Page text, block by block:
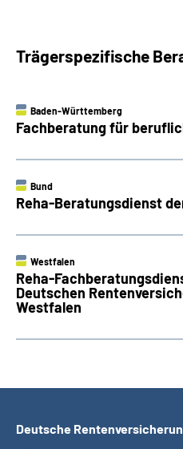
Trägerspezifische
Baden-Württemberg
Fachberatung für
Bund
Reha-Beratungsdienst
Westfalen
Reha-
Deutschen
Westfalen
Deutsche